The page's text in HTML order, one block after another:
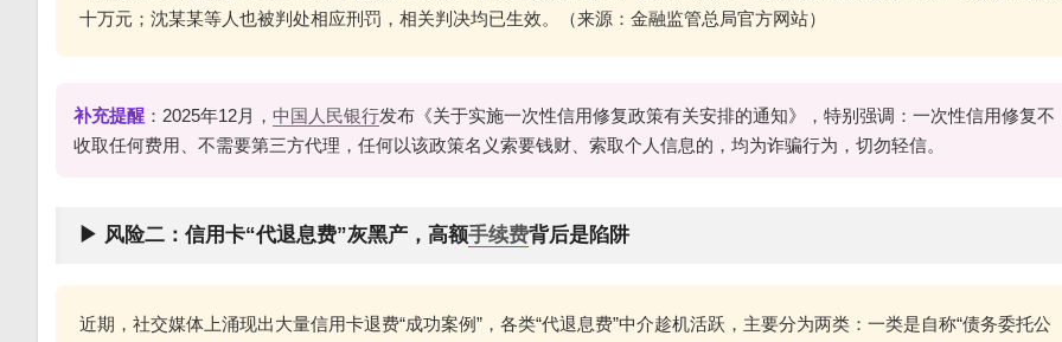
十万元；沈某某等人也被判处相应刑罚，相关判决均已生效。（来源：金融监管总局官方网站）
补充提醒 ：2025年12月， 中国人民银行发布《关于实施一次性信用修复政策有关安排的通知》，特别强调：一次性信用修复不
收取任何费用、不需要第三方代理，任何以该政策名义索要钱财、索取个人信息的，均为诈骗行为，切勿轻信。
▶ 风险二：信用卡“代退息费”灰黑产，高额手续费背后是陷阱
近期，社交媒体上涌现出大量信用卡退费“成功案例”，各类“代退息费”中介趁机活跃，主要分为两类：一类是自称“债务委托公